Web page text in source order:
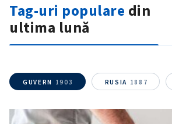
Tag-uri populare din
ultima lună
GUVERN 1903 RUSIA 1887